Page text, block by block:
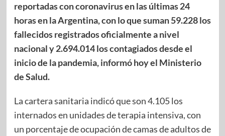
reportadas con coronavirus en las últimas 24
horas en la Argentina, con lo que suman 59.228 los
fallecidos registrados oficialmente a nivel
nacional y 2.694.014 los contagiados desde el
inicio de la pandemia, informó hoy el Ministerio
de Salud.
La cartera sanitaria indicó que son 4.105 los
internados en unidades de terapia intensiva, con
un porcentaje de ocupación de camas de adultos de